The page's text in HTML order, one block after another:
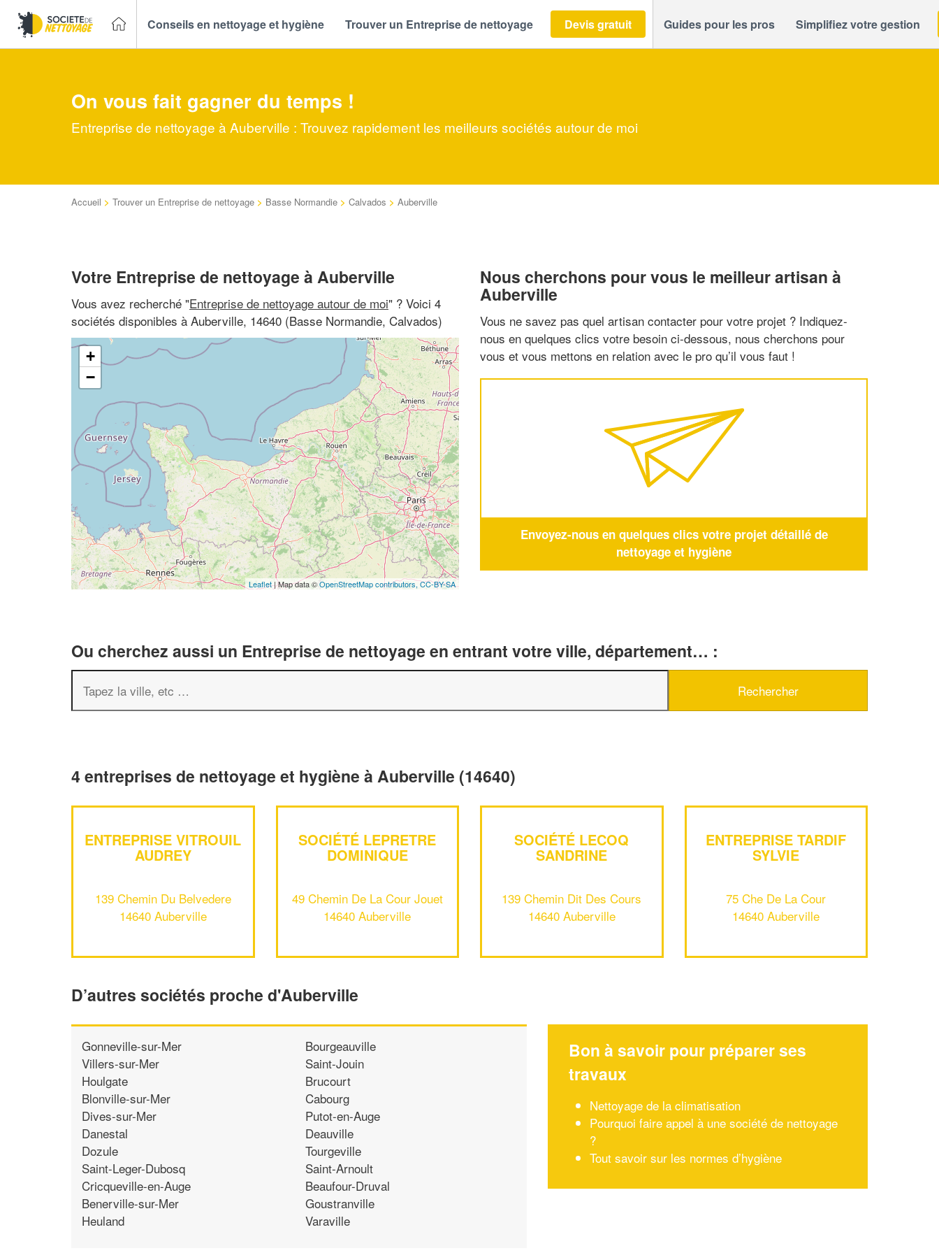
Conseils en nettoyage et hygiène Trouver un Entreprise de nettoyage Devis gratuit Guides pour les pros Simplifiez votre gestion
On vous fait gagner du temps !
Entreprise de nettoyage à Auberville : Trouvez rapidement les meilleurs sociétés autour de moi
Accueil > Trouver un Entreprise de nettoyage > Basse Normandie > Calvados > Auberville
Votre Entreprise de nettoyage à Auberville
Vous avez recherché "Entreprise de nettoyage autour de moi" ? Voici 4
sociétés disponibles à Auberville, 14640 (Basse Normandie, Calvados)
+
−
Leaflet| Map data ©OpenStreetMap contributors,CC-BY-SA
Nous cherchons pour vous le meilleur artisan à
Auberville
Vous ne savez pas quel artisan contacter pour votre projet ? Indiquez-
nous en quelques clics votre besoin ci-dessous, nous cherchons pour
vous et vous mettons en relation avec le pro qu’il vous faut !
Envoyez-nous en quelques clics votre projet détaillé de
nettoyage et hygiène
Ou cherchez aussi un Entreprise de nettoyage en entrant votre ville, département… :
4 entreprises de nettoyage et hygiène à Auberville (14640)
ENTREPRISE VITROUIL
AUDREY
139 Chemin Du Belvedere
14640 Auberville
SOCIÉTÉ LEPRETRE
DOMINIQUE
49 Chemin De La Cour Jouet
14640 Auberville
SOCIÉTÉ LECOQ
SANDRINE
139 Chemin Dit Des Cours
14640 Auberville
ENTREPRISE TARDIF
SYLVIE
75 Che De La Cour
14640 Auberville
D’autres sociétés proche d'Auberville
Gonneville-sur-Mer
Villers-sur-Mer
Houlgate
Blonville-sur-Mer
Dives-sur-Mer
Danestal
Dozule
Saint-Leger-Dubosq
Cricqueville-en-Auge
Benerville-sur-Mer
Heuland
Bourgeauville
Saint-Jouin
Brucourt
Cabourg
Putot-en-Auge
Deauville
Tourgeville
Saint-Arnoult
Beaufour-Druval
Goustranville
Varaville
Bon à savoir pour préparer ses
travaux
Nettoyage de la climatisation
Pourquoi faire appel à une société de nettoyage
?
Tout savoir sur les normes d’hygiène
✕
Vous êtes un
professionnel ?